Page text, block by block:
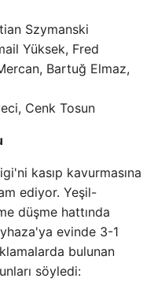
Szymanski
Yüksek, Fred
Bartuğ Elmaz,
Cenk Tosun
kasıp kavurmasına
ediyor. Yeşil-
düşme hattında
evinde 3-1
bulunan
söyledi: